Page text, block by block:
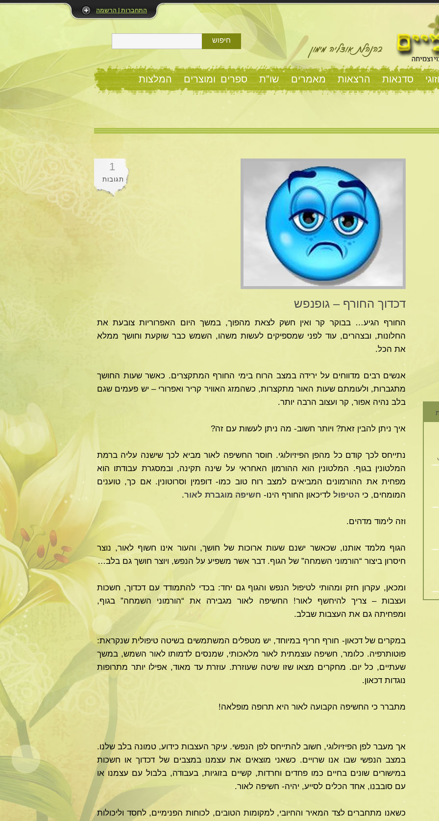
התחברות | הרשמה
חיפוש
סדנאות הרצאות מאמרים שו”ת ספרים ומוצרים המלצות
דכדוך החורף – גופנפש
החורף הגיע… בבוקר קר ואין חשק לצאת מהפוך, במשך היום האפרוריות צובעת את
החלונות, ובצהרים, עוד לפני שמספיקים לעשות משהו, השמש כבר שוקעת וחושך ממלא
את הכל.
.
אנשים רבים מדווחים על ירידה במצב הרוח בימי החורף המתקצרים. כאשר שעות החושך
מתגברות, ולעומתם שעות האור מתקצרות, כשהמזג האוויר קריר ואפרורי – יש פעמים שגם
בלב נהיה אפור, קר ועצוב הרבה יותר.
.
איך ניתן להבין זאת? ויותר חשוב- מה ניתן לעשות עם זה?
.
נתייחס לכך קודם כל מהפן הפיזיולוגי. חוסר החשיפה לאור מביא לכך שישנה עליה ברמת
המלטונין בגוף. המלטונין הוא ההורמון האחראי על שינה תקינה, ובמסגרת עבודתו הוא
מפחית את ההורמונים המביאים למצב רוח טוב כמו- דופמין וסרוטונין. אם כך, טוענים
המומחים, כי הטיפול לדיכאון החורף הינו- חשיפה מוגברת לאור.
.
וזה לימוד מדהים.
.
הגוף מלמד אותנו, שכאשר ישנם שעות ארוכות של חושך, והעור אינו חשוף לאור, נוצר
חיסרון ביצור “הורמוני השמחה” של הגוף. דבר אשר משפיע על הנפש, ויוצר חושך גם בלב…
.
ומכאן, עקרון חזק ומהותי לטיפול הנפש והגוף גם יחד: בכדי להתמודד עם דכדוך, חשכות
ועצבות – צריך להיחשף לאור! החשיפה לאור מגבירה את “הורמוני השמחה” בגוף,
ומפחיתה גם את העצבות שבלב.
.
במקרים של דכאון- חורף חריף במיוחד, יש מטפלים המשתמשים בשיטה טיפולית שנקראת:
פוטותרפיה. כלומר, חשיפה עוצמתית לאור מלאכותי, שמנסים לדמותו לאור השמש, במשך
שעתיים, כל יום. מחקרים מצאו שזו שיטה שעוזרת. עוזרת עד מאוד, אפילו יותר מתרופות
נוגדות דכאון.
.
מתברר כי החשיפה הקבועה לאור היא תרופה מופלאה!
.
.
אך מעבר לפן הפיזיולוגי, חשוב להתייחס לפן הנפשי. עיקר העצבות כידוע, טמונה בלב שלנו.
במצב הנפשי שבו אנו שרויים. כשאני מוצאים את עצמנו במצבים של דכדוך או חשכות
במישורים שונים בחיים כמו פחדים וחרדות, קשיים בזוגיות, בעבודה, בלבול עם עצמנו או
עם סובבנו, אחד הכלים לסייע, יהיה- חשיפה לאור.
.
כשאנו מתחברים לצד המאיר והחיובי, למקומות הטובים, לכוחות הפנימיים, לחסד וליכולות
1
תגובות